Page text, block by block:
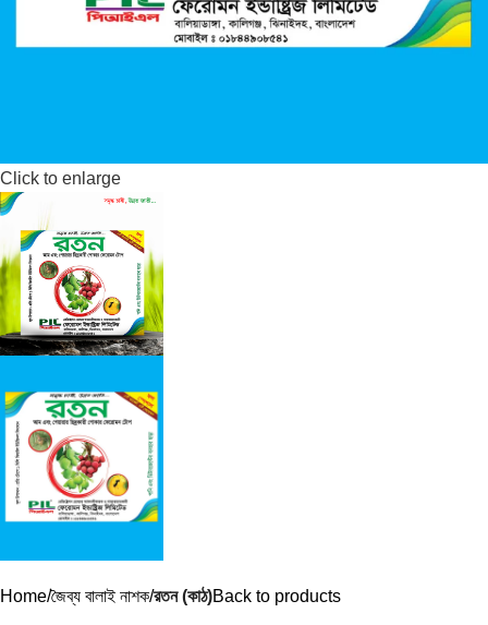
Click to enlarge
Home জৈব্য বালাই নাশক রতন (কাঠ)Back to products